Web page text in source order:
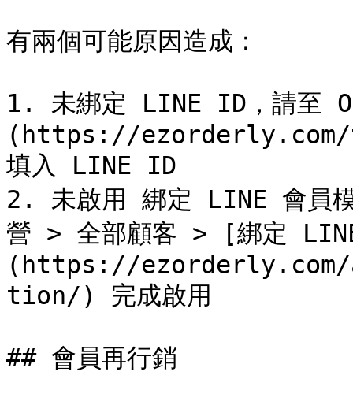
有兩個可能原因造成：
1. 未綁定 LINE ID，請至
(https://
填入 LINE ID
2. 未啟用 綁定 LINE 會員模
營 > 全部顧客 > [綁定
(https://ezorderly.com/
tion/) 完成啟用
## 會員再行銷